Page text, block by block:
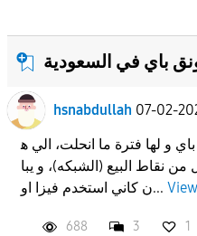
باي في السعودية
hsnabdullah 07-02-
و لها فترة ما انحلت، الي ه
نقاط البيع (الشبكه)، و يبا
ن كاني استخدم فيزا او...
688 3 1